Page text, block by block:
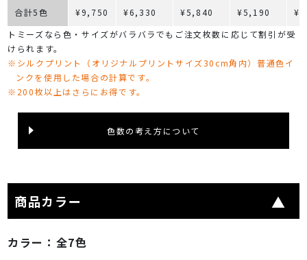
合計5色 ¥9,750 ¥6,330 ¥5,840 ¥5,190
トミーズなら色・サイズがバラバラでもご注文枚数に応じて割引が受
けられます。
※シルクプリント（オリジナルプリントサイズ30cm角内）普通色イ
ンクを使用した場合の計算です。
※200枚以上はさらにお得です。
色数の考え方について
商品カラー
カラー： 全7色